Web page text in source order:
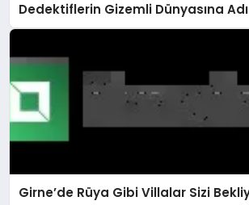
Dedektiflerin Gizemli Dünyasına
Girne’de Rüya Gibi Villalar Sizi